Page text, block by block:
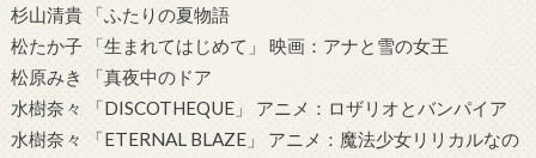
杉山清貴 「ふたりの夏物語
松たか子 「生まれてはじめて」 映画：アナと雪の女王
松原みき 「真夜中のドア
水樹奈々 「DISCOTHEQUE」 アニメ：ロザリオとバンパイア
水樹奈々 「ETERNAL BLAZE」 アニメ：魔法少女リリカルなの